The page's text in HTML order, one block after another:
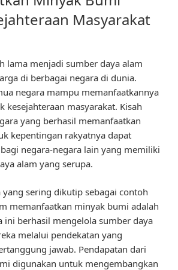
Masyarakat
lama menjadi sumber daya alam
di berbagai negara di dunia.
negara mampu memanfaatkannya
kesejahteraan masyarakat. Kisah
yang berhasil memanfaatkan
kepentingan rakyatnya dapat
negara-negara lain yang memiliki
alam yang serupa.
yang sering dikutip sebagai contoh
memanfaatkan minyak bumi adalah
ini berhasil mengelola sumber daya
melalui pendekatan yang
jawab. Pendapatan dari
digunakan untuk mengembangkan